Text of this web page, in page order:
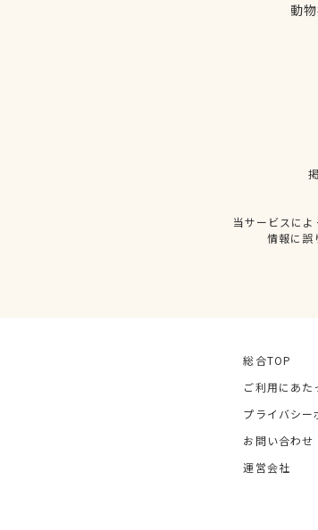
動
当サービスに
情報に誤
総合TOP
ご利用にあた
プライバシー
お問い合わせ
運営会社